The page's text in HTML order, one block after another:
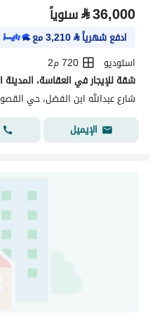
⃁36,000 سنوياً
ادفع شهرياً⃁
3,210مع
استوديو
720 م2
شقة للإيجار في العقاسة، المدينة
شارع عبدالله ابن الفضل، حي
الإيميل